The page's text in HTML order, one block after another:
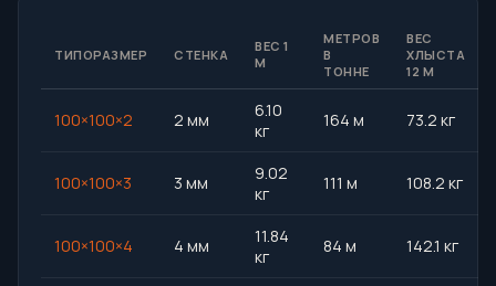
ТИПОРАЗМЕР СТЕНКА
ВЕС 1
М
МЕТРОВ
В
ТОННЕ
ВЕС
ХЛЫСТА
12 М
100×100×2 2 мм
6.10
кг
164 м 73.2 кг
100×100×3 3 мм
9.02
кг
111 м 108.2 кг
100×100×4 4 мм
11.84
кг
84 м 142.1 кг